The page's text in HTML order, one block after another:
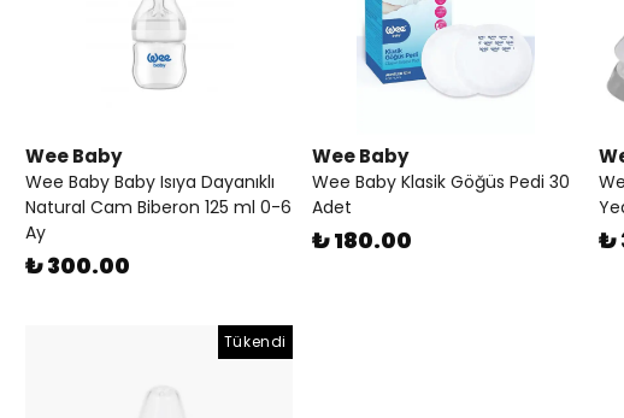
Wee Baby
Wee Baby Baby Isıya Dayanıklı
Natural Cam Biberon 125 ml 0-6
Ay
₺ 300.00
Wee Baby
Wee Baby Klasik Göğüs Pedi 30
Adet
₺ 180.00 ₺
Tükendi